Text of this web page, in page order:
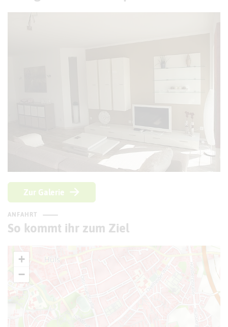
Zur Galerie
ANFAHRT
So kommt ihr zum Ziel
+
−